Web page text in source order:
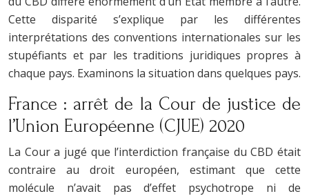
Cette disparité s’explique par les différentes
interprétations des conventions internationales sur les
stupéfiants et par les traditions juridiques propres à
chaque pays. Examinons la situation dans quelques pays.
France : arrêt de la Cour de justice de
l’Union Européenne (CJUE) 2020
La Cour a jugé que l’interdiction française du CBD était
contraire au droit européen, estimant que cette
molécule n’avait pas d’effet psychotrope ni de